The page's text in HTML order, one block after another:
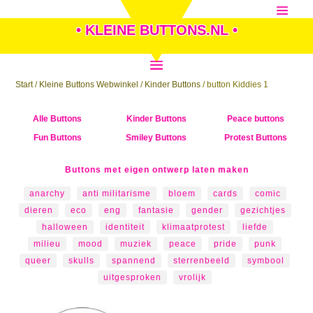
• KLEINE BUTTONS.NL •
Start/ Kleine Buttons Webwinkel / Kinder Buttons / button Kiddies 1
Alle Buttons
Fun Buttons
Kinder Buttons
Smiley Buttons
Peace buttons
Protest Buttons
Buttons met eigen ontwerp laten maken
anarchy anti militarisme bloem cards
comic
dieren
eco eng fantasie gender
gezichtjes
halloween
identiteit klimaatprotest
liefde
milieu
mood muziek peace pride
punk
queer
skulls spannend sterrenbeeld
symbool
uitgesproken
vrolijk